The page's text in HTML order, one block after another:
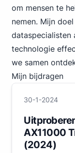
om mensen te
nemen. Mijn
dataspecialisten
technologie
we samen
Mijn bijdragen
30-1-2024
AX11000
(2024)